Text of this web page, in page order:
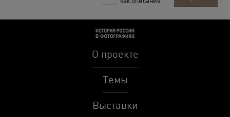
О проекте
Темы
Выставки